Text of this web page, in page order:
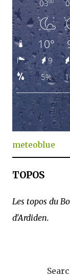
meteoblue
TOPOS
Les topos du
d'Ardiden.